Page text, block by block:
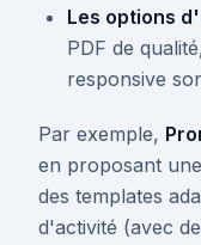
Les options
PDF de
responsive
Par exemple,
en proposant
des templates
d'activité (avec